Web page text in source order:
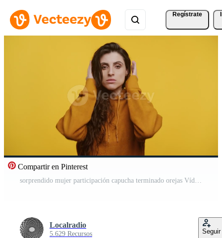
Regístrate
Compartir en Pinterest
sorprendido mujer participación capucha terminado orejas Vídeo Pro
Localradio
5.629 Recursos Seguir